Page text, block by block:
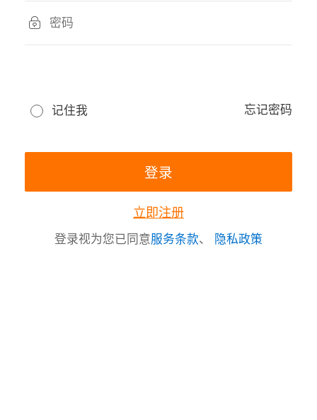
记住我 忘记密码
立即注册
登录视为您已同意服务条款、 隐私政策